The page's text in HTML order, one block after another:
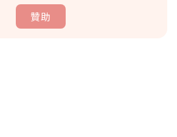
贊助